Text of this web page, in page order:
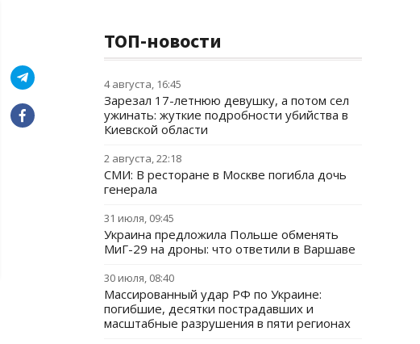
ТОП-новости
4 августа, 16:45
Зарезал 17-летнюю девушку, а потом сел
ужинать: жуткие подробности убийства в
Киевской области
2 августа, 22:18
СМИ: В ресторане в Москве погибла дочь
генерала
31 июля, 09:45
Украина предложила Польше обменять
МиГ-29 на дроны: что ответили в Варшаве
30 июля, 08:40
Массированный удар РФ по Украине:
погибшие, десятки пострадавших и
масштабные разрушения в пяти регионах